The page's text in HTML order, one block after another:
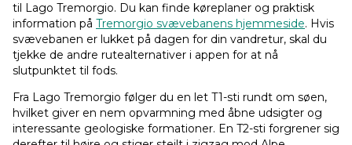
til Lago Tremorgio. Du kan finde køreplaner og praktisk
information på Tremorgio svævebanens hjemmeside. Hvis
svævebanen er lukket på dagen for din vandretur, skal du
tjekke de andre rutealternativer i appen for at nå
slutpunktet til fods.
Fra Lago Tremorgio følger du en let T1-sti rundt om søen,
hvilket giver en nem opvarmning med åbne udsigter og
interessante geologiske formationer. En T2-sti forgrener sig